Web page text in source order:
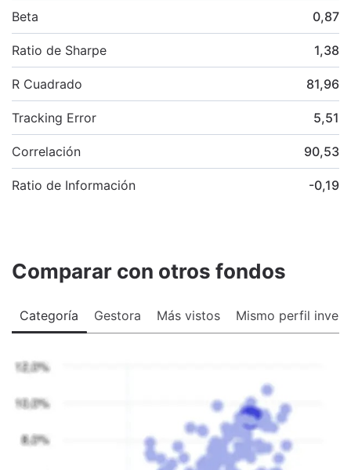
Beta 0,87
Ratio de Sharpe 1,38
R Cuadrado 81,96
Tracking Error 5,51
Correlación 90,53
Ratio de Información -0,19
Comparar con otros fondos
Categoría Gestora Más vistos Mismo perfil